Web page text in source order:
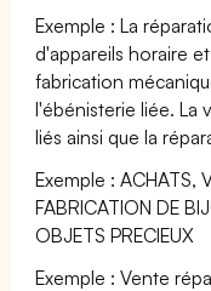
Exemple : La
d'appareils horaire
fabrication
l'ébénisterie liée. La
liés ainsi que la
Exemple : ACHATS,
FABRICATION DE
OBJETS PRECIEUX
Exemple : Vente